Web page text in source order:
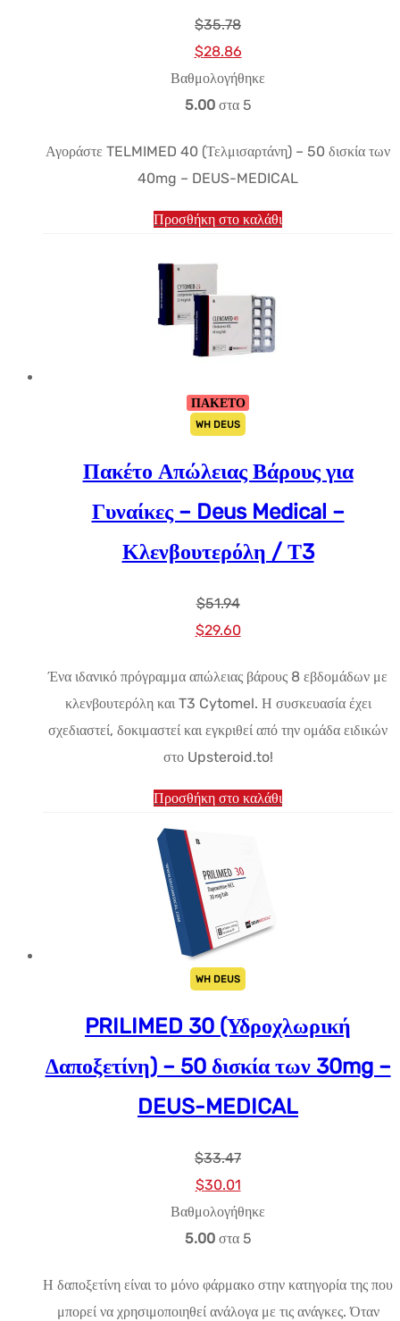
$35.78
Αρχική
τιμή:
$35.78.
$28.86Η
τρέχουσα
τιμή
$28.86.
Βαθμολογήθηκε
5.00στα 5
Αγοράστε TELMIMED 40 (Τελμισαρτάνη) – 50 δισκία των
40mg – DEUS-MEDICAL
Προσθήκη στο καλάθι
ΠΑΚΕΤΟ
WH DEUS
Πακέτο Απώλειας Βάρους για
Γυναίκες – Deus Medical –
Κλενβουτερόλη / Τ3
$51.94
Αρχική
$51.94.
$29.60Η
τιμή
είναι:
$29.60.
Ένα ιδανικό πρόγραμμα απώλειας βάρους 8 εβδομάδων με
κλενβουτερόλη και T3 Cytomel. Η συσκευασία έχει
σχεδιαστεί, δοκιμαστεί και εγκριθεί από την ομάδα ειδικών
στο Upsteroid.to!
Προσθήκη στο καλάθι
WH DEUS
PRILIMED 30 (Υδροχλωρική
Δαποξετίνη) – 50 δισκία των 30mg –
DEUS-MEDICAL
$33.47
Αρχική
τιμή:
$33.47.
$30.01Η
τρέχουσα
τιμή
$30.01.
Βαθμολογήθηκε
5.00στα 5
Η δαποξετίνη είναι το μόνο φάρμακο στην κατηγορία της που
μπορεί να χρησιμοποιηθεί ανάλογα με τις ανάγκες. Όταν